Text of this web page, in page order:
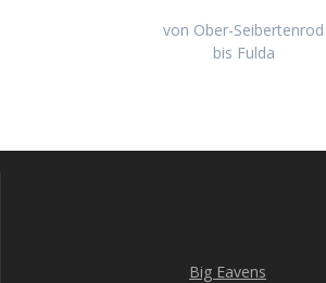
von Ober-Seibertenrod
bis Fulda
Big Eavens